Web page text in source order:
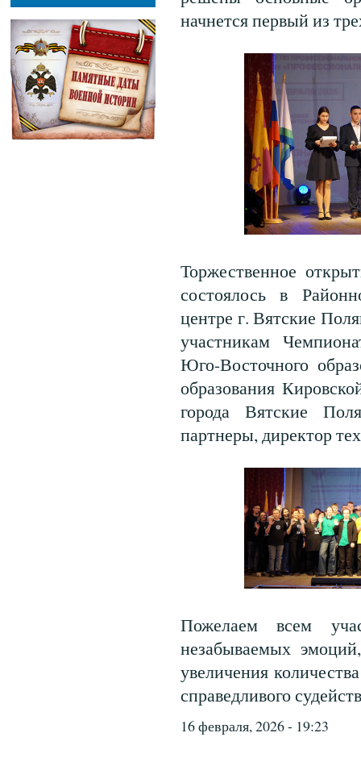
начнется первый из
Торжественное
состоялось в
центре г. Вятские
участникам
Юго-Восточного
образования
города Вятские
партнеры, директор
Пожелаем всем
незабываемых
увеличения
справедливого
16 февраля, 2026 - 19:23